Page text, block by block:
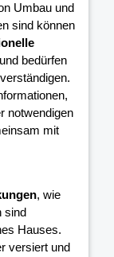
Umbau und
sind können
bedürfen
notwendigen
mit
, wie
sind
Hauses.
versiert und